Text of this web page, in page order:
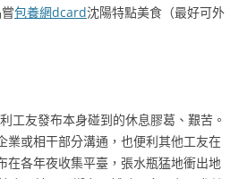
包養網dcard沈陽特點美食（最好可外
工友發布本身碰到的休息膠葛、艱苦。
業或相干部分溝通，也便利其他工友在
在各年夜收集平臺，張水瓶猛地衝出地